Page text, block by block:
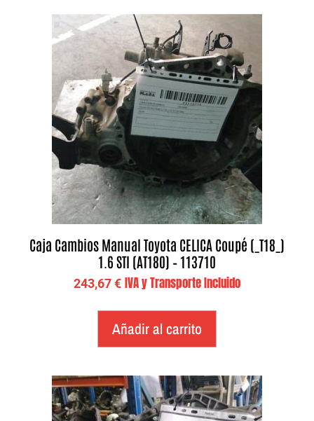
Caja Cambios Manual Toyota CELICA Coupé (_T18_)
1.6 STI (AT180) – 113710
243,67€ IVA y Transporte Incluido
Añadir al carrito